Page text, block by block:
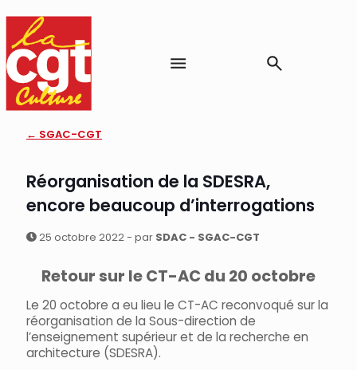
← SGAC-CGT
Réorganisation de la SDESRA,
encore beaucoup d’interrogations
25 octobre 2022 - par SDAC - SGAC-CGT
Retour sur le CT-AC du 20 octobre
Le 20 octobre a eu lieu le CT-AC reconvoqué sur la
réorganisation de la Sous-direction de
l’enseignement supérieur et de la recherche en
architecture (SDESRA).